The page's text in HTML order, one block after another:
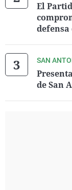
El
SAN
de San